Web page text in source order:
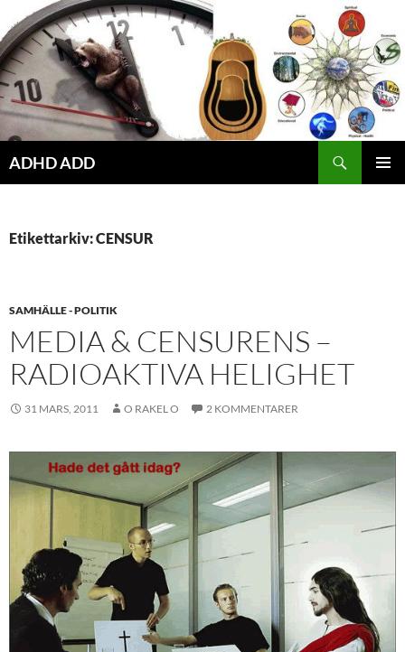
Hoppa
till
innehåll
ADHD ADD
Etikettarkiv: CENSUR
SAMHÄLLE - POLITIK
MEDIA & CENSURENS –
RADIOAKTIVA HELIGHET
31 MARS, 2011 O RAKEL O 2 KOMMENTARER